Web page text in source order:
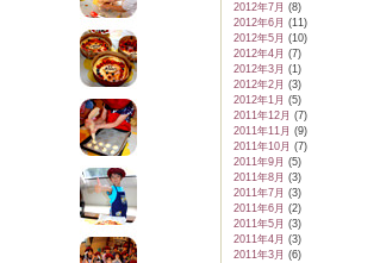
2012年7月 (8)
2012年6月 (11)
2012年5月 (10)
2012年4月 (7)
2012年3月 (1)
2012年2月 (3)
2012年1月 (5)
2011年12月 (7)
2011年11月 (9)
2011年10月 (7)
2011年9月 (5)
2011年8月 (3)
2011年7月 (3)
2011年6月 (2)
2011年5月 (3)
2011年4月 (3)
2011年3月 (6)